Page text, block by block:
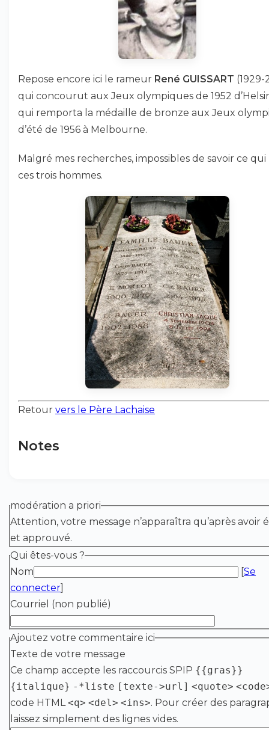
Repose encore ici le rameur René GUISSART (1929-
qui concourut aux Jeux olympiques de 1952
qui remporta la médaille de bronze aux Jeux
d’été de 1956 à Melbourne.
Malgré mes recherches, impossibles de savoir ce qui
ces trois hommes.
Retour vers le Père Lachaise
Notes
modération a priori
Attention, votre message n’apparaîtra qu’après avoir
et approuvé.
Qui êtes-vous ?
Nom
[Se
connecter]
Courriel (non publié)
Ajoutez votre commentaire ici
Texte de votre message
Ce champ accepte les raccourcis SPIP {{gras}}
{italique} -*liste [texte->url] <quote>
code HTML<q> <del> <ins>. Pour créer des
laissez simplement des lignes vides.